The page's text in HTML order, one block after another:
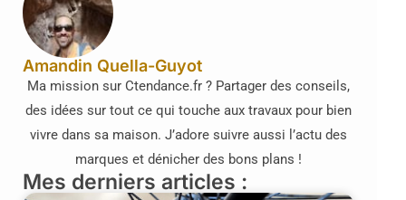
Amandin Quella-Guyot
Ma mission sur Ctendance.fr ? Partager des conseils,
des idées sur tout ce qui touche aux travaux pour bien
vivre dans sa maison. J’adore suivre aussi l’actu des
marques et dénicher des bons plans !
Mes derniers articles :